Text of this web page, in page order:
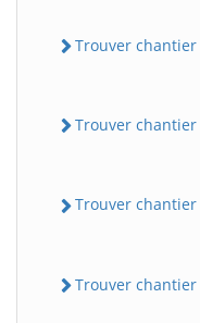
Trouver chantier
Trouver chantier
Trouver chantier
Trouver chantier